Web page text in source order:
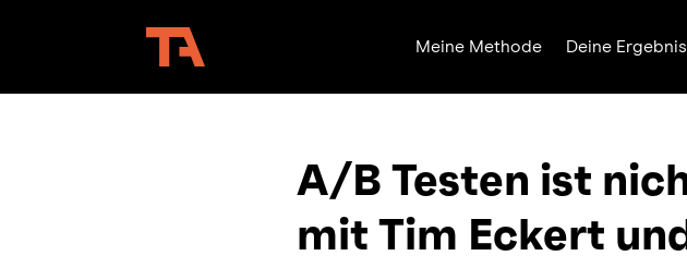
Meine Methode Deine
A/B Testen ist
mit Tim Eckert